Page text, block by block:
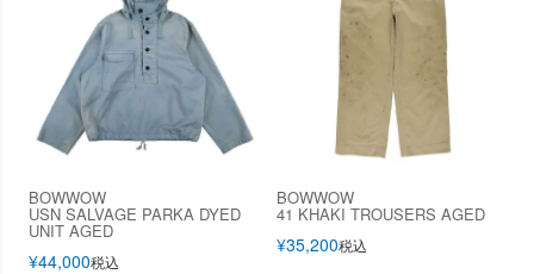
BOWWOW
USN SALVAGE PARKA DYED
UNIT AGED
¥44,000税込
BOWWOW
41 KHAKI TROUSERS AGED
¥35,200税込